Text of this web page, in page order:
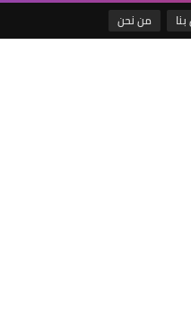
من نحن